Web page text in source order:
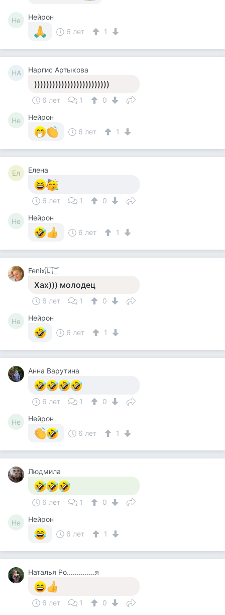
Не
Нейрон
6 лет
1
НА Наргис Артыкова
)))))))))))))))))))))))))
6 лет 1 0
Не
Нейрон
6 лет
1
Ел Елена
6 лет 1 0
Не
Нейрон
6 лет
1
Fenix🇱🇹
Хах))) молодец
6 лет 1 0
Не
Нейрон
6 лет
1
Анна Варутина
6 лет 1 0
Не
Нейрон
6 лет
1
Людмила
6 лет 1 0
Не
Нейрон
6 лет
1
Наталья Ро..............я
6 лет 1 0